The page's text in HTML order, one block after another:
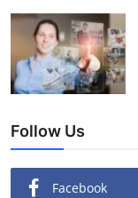
Follow Us
Facebook